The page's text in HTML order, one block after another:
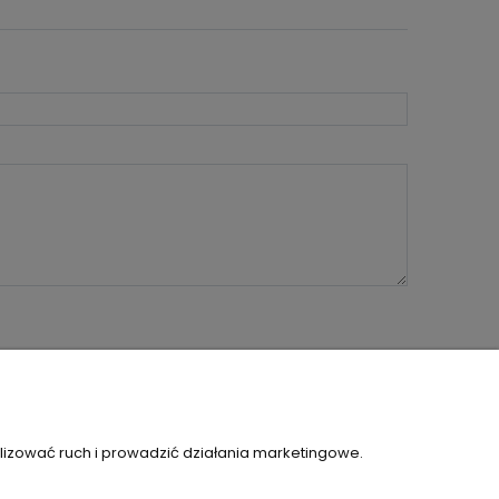
KONTAKT I DANE FIRMY
ruch i prowadzić działania marketingowe.